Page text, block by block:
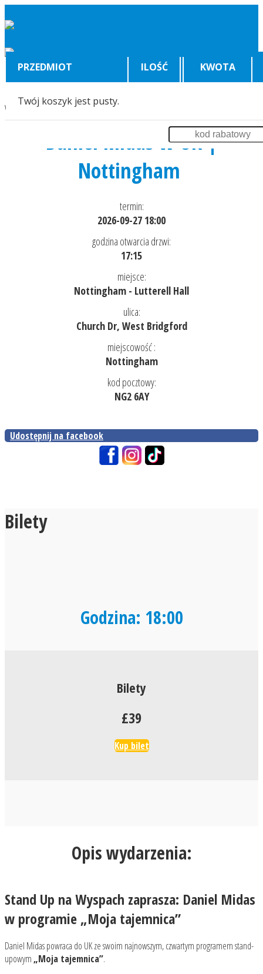
PRZEDMIOT ILOŚĆ KWOTA
Twój koszyk jest pusty.
Wyświetlenia:667
Daniel Midas w UK |
Nottingham
termin:
2026-09-27 18:00
godzina otwarcia drzwi:
17:15
miejsce:
Nottingham - Lutterell Hall
ulica:
Church Dr, West Bridgford
miejscowość :
Nottingham
kod pocztowy:
NG2 6AY
Udostępnij na facebook
Bilety
Godzina: 18:00
Bilety
£39
Kup bilet
Opis wydarzenia:
Stand Up na Wyspach zaprasza: Daniel Midas
w programie „Moja tajemnica”
Daniel Midas powraca do UK ze swoim najnowszym, czwartym programem stand-
upowym„Moja tajemnica”.